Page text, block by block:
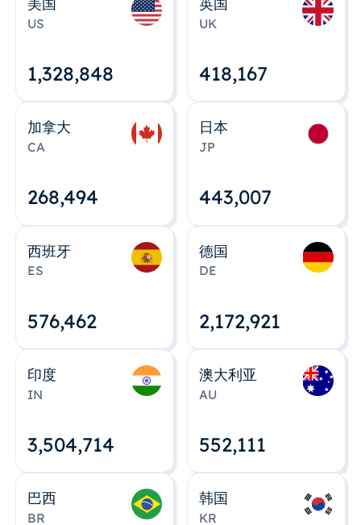
US
1,328,848
UK
418,167
加拿大
CA
268,495
日本
JP
443,008
西班牙
ES
576,463
德国
DE
2,172,922
印度
IN
3,504,715
澳大利亚
AU
552,112
巴西
BR
韩国
KR